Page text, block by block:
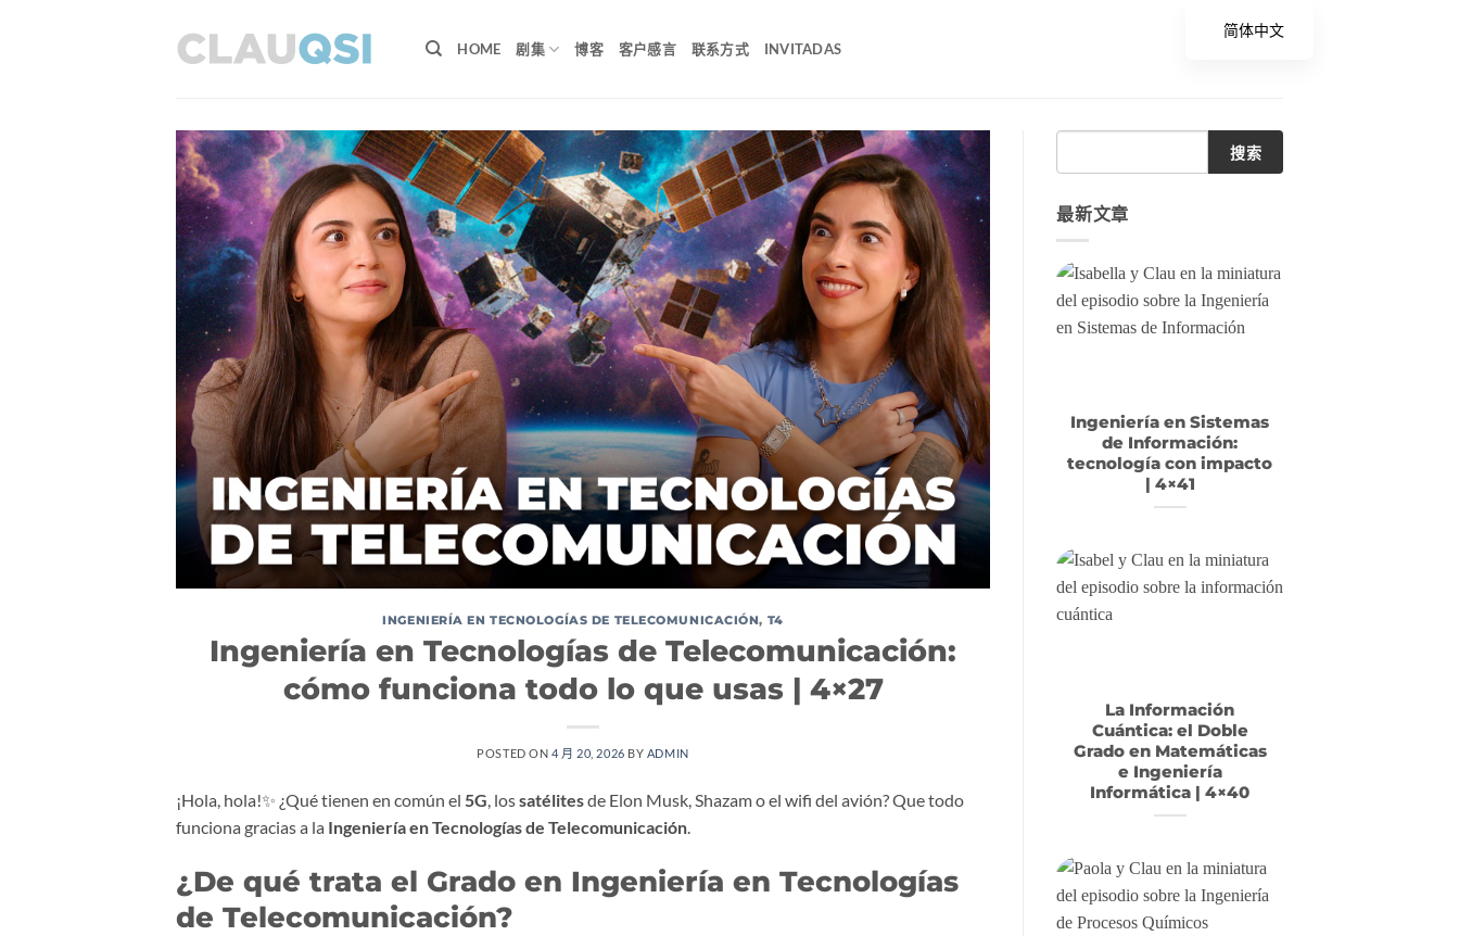
HOME 剧集 博客 客户感言 联系方式 INVITADAS
INGENIERÍA EN TECNOLOGÍAS DE TELECOMUNICACIÓN, T4
Ingeniería en Tecnologías de Telecomunicación:
cómo funciona todo lo que usas | 4×27
POSTED ON 4 月 20, 2026 BY ADMIN
¡Hola, hola!✨ ¿Qué tienen en común el 5G, lossatélitesde Elon Musk, Shazam o el wifi del avión? Que todo
funciona gracias a la Ingeniería en Tecnologías de Telecomunicación.
¿De qué trata el Grado en Ingeniería en Tecnologías
de Telecomunicación?
搜索
最新文章
Ingeniería en Sistemas
de Información:
tecnología con impacto
| 4×41
La Información
Cuántica: el Doble
Grado en Matemáticas
e Ingeniería
Informática | 4×40
简体中文